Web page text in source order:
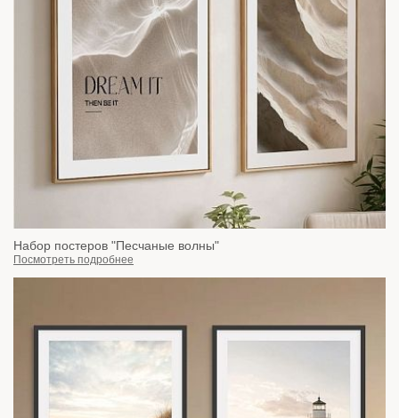
Набор постеров "Песчаные волны"
Посмотреть подробнее